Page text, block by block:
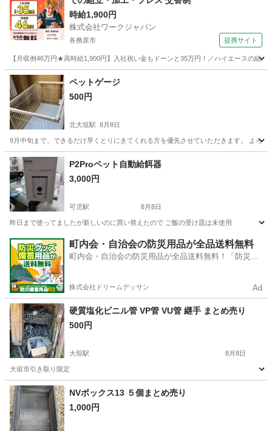
時給1,900円
株式会社ワークジャパン
各務原市 提携サイト
【月収例46万円★高時給1,900円】入社祝い金もドーンと35万円！／ハイエースの組
岐阜 各務原市 その他
ペットゲージ
500円
北大垣駅 8月8日
9月中旬まで、できるだけ早くとりにきてくれる方を優先させていただきます。 よろし
岐阜 大垣市 北大垣駅 その他
P2Proペット自動給餌器
3,000円
可児駅 8月8日
昨日まで使ってましたが新しいのに買い替えたので ご飯の受け皿は未使用
岐阜 可児市 可児駅 その他
町内会・自治会の防災用品が全品送料無料
町内会・自治会の防災用品が全品送料無料！「防災備
株式会社ドリームデッサン Ad
硬質塩化ビニル管 VP管 VU管 継手 まとめ売り
500円
大垣駅 8月8日
大垣市引き取り限定
岐阜 大垣市 大垣駅 その他NVボックス13 ５個まとめ売り
1,000円